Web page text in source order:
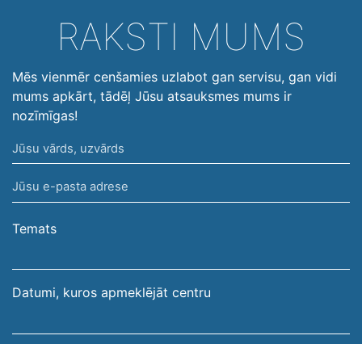
RAKSTI MUMS
Mēs vienmēr cenšamies uzlabot gan servisu, gan vidi
mums apkārt, tādēļ Jūsu atsauksmes mums ir
nozīmīgas!
Jūsu
vārds,
uzvārds
Jūsu
e-
pasta
Temats
Datumi, kuros apmeklējāt centru